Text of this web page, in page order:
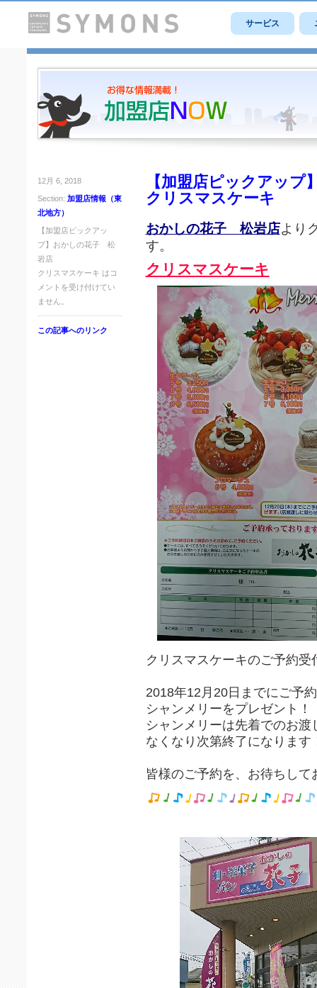
サービス
12月 6, 2018
Section: 加盟店情報（東
北地方）
【加盟店ピックアッ
プ】おかしの花子 松
岩店
クリスマスケーキ は コ
メントを受け付けてい
ません。
この記事へのリンク
【加盟店ピックアッ
クリスマスケーキ
おかしの花子 松岩店より
す。
クリスマスケーキ
クリスマスケーキのご予約受
2018年12月20日までにご予
シャンメリーをプレゼント！
シャンメリーは先着でのお渡
なくなり次第終了になります
皆様のご予約を、お待ちして